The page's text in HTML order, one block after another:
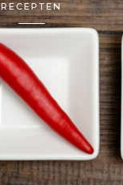
RECEPTEN